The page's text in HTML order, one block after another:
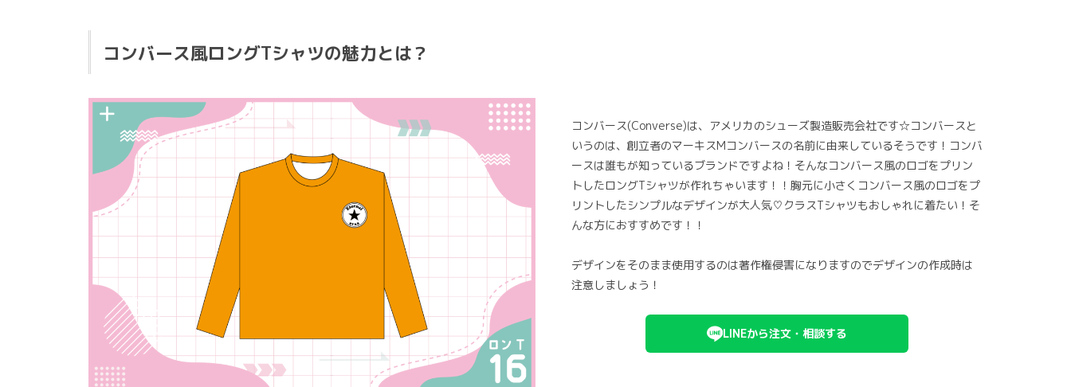
コンバース風ロングTシャツの魅力とは？
コンバース(Converse)は、アメリカのシューズ製造販売会社です☆コンバースと
いうのは、創立者のマーキスMコンバースの名前に由来しているそうです！コンバ
ースは誰もが知っているブランドですよね！そんなコンバース風のロゴをプリン
トしたロングTシャツが作れちゃいます！！胸元に小さくコンバース風のロゴをプ
リントしたシンプルなデザインが大人気♡クラスTシャツもおしゃれに着たい！そ
んな方におすすめです！！
デザインをそのまま使用するのは著作権侵害になりますのでデザインの作成時は
注意しましょう！
LINEから注文・相談する